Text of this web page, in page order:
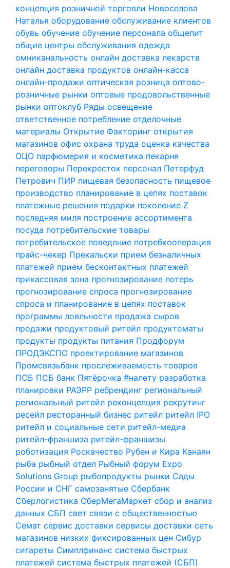
концепция розничной торговли Новоселова
Наталья оборудование обслуживание клиентов
обувь обучение обучение персонала общепит
общие центры обслуживания одежда
омниканальность онлайн доставка лекарств
онлайн доставка продуктов онлайн-касса
онлайн-продажи оптическая розница оптово-
розничные рынки оптовые продовольственные
рынки оптоклуб Ряды освещение
ответственное потребление отделочные
материалы Открытие Факторинг открытия
магазинов офис охрана труда оценка качества
ОЦО парфюмерия и косметика пекарня
переговоры Перекресток персонал Петерфуд
Петрович ПИР пищевая безопасность пищевое
производство планирование в цепях поставок
платежные решения подарки поколение Z
последняя миля построение ассортимента
посуда потребительские товары
потребительское поведение потребкооперация
прайс-чекер Прекальски прием безналичных
платежей прием бесконтактных платежей
прикассовая зона прогнозирование потерь
прогнозирование спроса прогнозирование
спроса и планирование в цепях поставок
программы лояльности продажа сыров
продажи продуктовый ритейл продуктоматы
продукты продукты питания Продфорум
ПРОДЭКСПО проектирование магазинов
Промсвязьбанк прослеживаемость товаров
ПСБ ПСБ банк Пятёрочка #налету разработка
планировки РАЭРР ребрендинг региональный
региональный ритейл реконцепция рекрутинг
ресейл ресторанный бизнес ритейл ритейл IPO
ритейл и социальные сети ритейл-медиа
ритейл-франшиза ритейл-франшизы
роботизация Роскачество Рубен и Кира Канаян
рыба рыбный отдел Рыбный форум Expo
Solutions Group рыбопродукты рынки Сады
России и СНГ самозанятые Сбербанк
Сберлогистика СберМегаМаркет сбор и анализ
данных СБП свет связи с общественностью
Семат сервис доставки сервисы доставки сеть
магазинов низких фиксированных цен Сибур
сигареты Симплфинанс система быстрых
платежей система быстрых платежей (СБП)